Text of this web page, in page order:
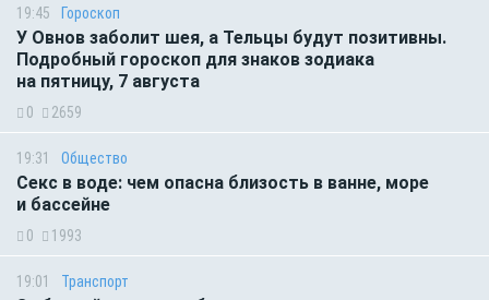
19:45 Гороскоп
У Овнов заболит шея, а Тельцы будут позитивны.
Подробный гороскоп для знаков зодиака
на пятницу, 7 августа
0 2659
19:31 Общество
Секс в воде: чем опасна близость в ванне, море
и бассейне
0 1993
19:01 Транспорт